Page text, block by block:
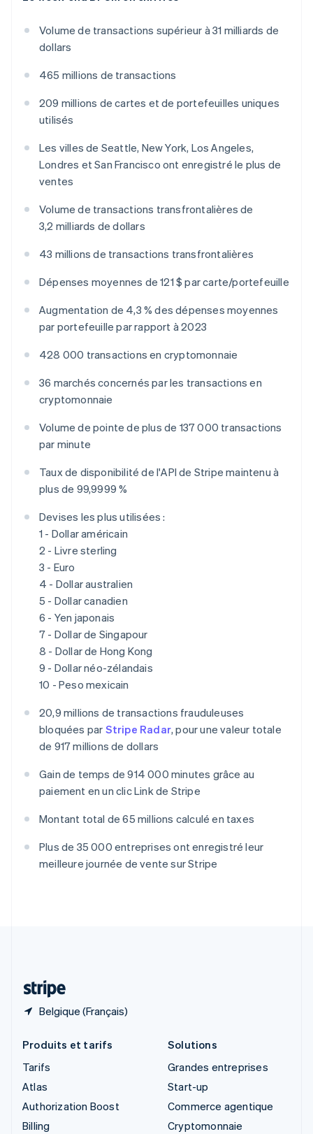
Volume de transactions supérieur à 31 milliards de
dollars
465 millions de transactions
209 millions de cartes et de portefeuilles uniques
utilisés
Les villes de Seattle, New York, Los Angeles,
Londres et San Francisco ont enregistré le plus de
ventes
Volume de transactions transfrontalières de
3,2 milliards de dollars
43 millions de transactions transfrontalières
Dépenses moyennes de 121 $ par carte/portefeuille
Augmentation de 4,3 % des dépenses moyennes
par portefeuille par rapport à 2023
428 000 transactions en cryptomonnaie
36 marchés concernés par les transactions en
cryptomonnaie
Volume de pointe de plus de 137 000 transactions
par minute
Taux de disponibilité de l'API de Stripe maintenu à
plus de 99,9999 %
Devises les plus utilisées :
1 - Dollar américain
2 - Livre sterling
3 - Euro
4 - Dollar australien
5 - Dollar canadien
6 - Yen japonais
7 - Dollar de Singapour
8 - Dollar de Hong Kong
9 - Dollar néo-zélandais
10 - Peso mexicain
20,9 millions de transactions frauduleuses
bloquées par Stripe Radar, pour une valeur totale
de 917 millions de dollars
Gain de temps de 914 000 minutes grâce au
paiement en un clic Link de Stripe
Montant total de 65 millions calculé en taxes
Plus de 35 000 entreprises ont enregistré leur
meilleure journée de vente sur Stripe
Belgique (Français)
Espagne
Español
English
EnglishEspañol简体中文
Finlande
EnglishSvenska
France
FrançaisEnglish
Gibraltar
English
English
Hongrie
Inde
Irlande
Italie
ItalianoEnglish
Japon
日本語English
English
Liechtenstein
Lituanie
English
FrançaisDeutschEnglish
Malaisie
English简体中文
Malte
English
Mexique
EspañolEnglish
Norvège
English
Nouvelle-Zélande
English
Pays-Bas
NederlandsEnglish
Pologne
English
Portugal
Português English
R.A.S. de Hong Kong, Chine
English 简体中文
République tchèque
English
Roumanie
English
Royaume-Uni
Singapour
Slovaquie
English
Produits et tarifs
Tarifs
Atlas
Authorization Boost
Billing
Solutions
Grandes entreprises
Start-up
Commerce agentique
Cryptomonnaie